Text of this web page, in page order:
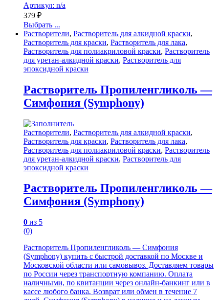
Артикул: n/a
379 ₽
Выбрать ...
Растворители, Растворитель для алкидной краски,
Растворитель для краски, Растворитель для лака,
Растворитель для полиакриловой краски, Растворитель
для уретан-алкидной краски, Растворитель для
эпоксидной краски
Растворитель Пропиленгликоль —
Симфония (Symphony)
Растворители, Растворитель для алкидной краски,
Растворитель для краски, Растворитель для лака,
Растворитель для полиакриловой краски, Растворитель
для уретан-алкидной краски, Растворитель для
эпоксидной краски
Растворитель Пропиленгликоль —
Симфония (Symphony)
0 из 5
(0)
Растворитель Пропиленгликоль — Симфония
(Symphony) купить с быстрой доставкой по Москве и
Московской области или самовывоз. Доставляем товары
по России через транспортную компанию. Оплата
наличными, по квитанции через онлайн-банкинг или в
кассе любого банка. Возврат или обмен в течение 7